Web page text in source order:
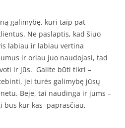
galimybę, kuri taip pat
Ne paslaptis, kad šiuo
labiau ir labiau vertina
ir oriau juo naudojasi, tad
ir jūs. Galite būti tikri –
jei turės galimybę jūsų
Beje, tai naudinga ir jums –
bus kur kas paprasčiau,